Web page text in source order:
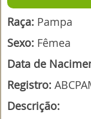
Raça: Pampa
Sexo: Fêmea
Data de
Registro:
Descrição: